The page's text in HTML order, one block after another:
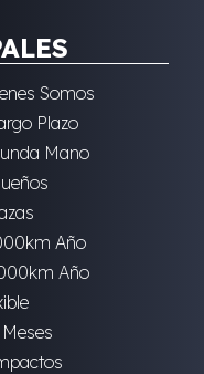
Somos
Plazo
Mano
Año
Año